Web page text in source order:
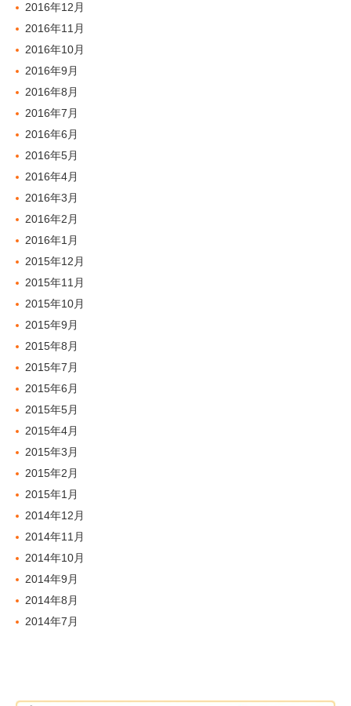
2016年12月
2016年11月
2016年10月
2016年9月
2016年8月
2016年7月
2016年6月
2016年5月
2016年4月
2016年3月
2016年2月
2016年1月
2015年12月
2015年11月
2015年10月
2015年9月
2015年8月
2015年7月
2015年6月
2015年5月
2015年4月
2015年3月
2015年2月
2015年1月
2014年12月
2014年11月
2014年10月
2014年9月
2014年8月
2014年7月